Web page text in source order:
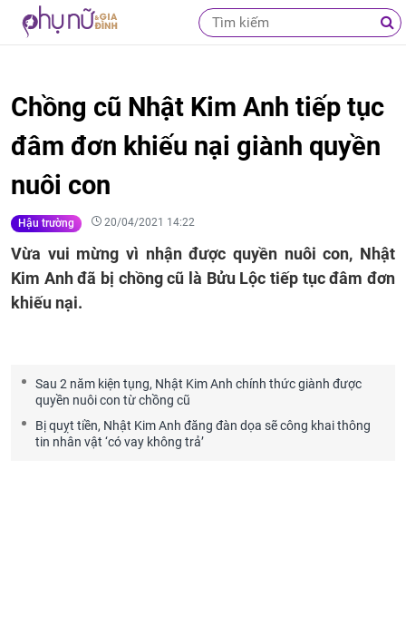
Chồng cũ Nhật Kim Anh tiếp tục
đâm đơn khiếu nại giành quyền
nuôi con
Hậu trường 20/04/2021 14:22
Vừa vui mừng vì nhận được quyền nuôi con, Nhật
Kim Anh đã bị chồng cũ là Bửu Lộc tiếp tục đâm đơn
khiếu nại.
Sau 2 năm kiện tụng, Nhật Kim Anh chính thức giành được
quyền nuôi con từ chồng cũ
Bị quỵt tiền, Nhật Kim Anh đăng đàn dọa sẽ công khai thông
tin nhân vật ‘có vay không trả’